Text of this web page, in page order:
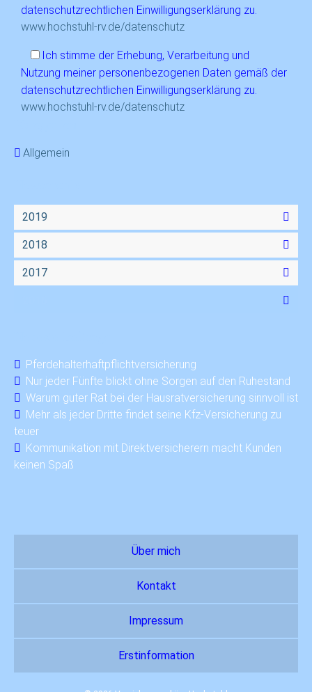
datenschutzrechtlichen Einwilligungserklärung zu.
www.hochstuhl-rv.de/datenschutz
Ich stimme der Erhebung, Verarbeitung und
Nutzung meiner personenbezogenen Daten gemäß der
datenschutzrechtlichen Einwilligungserklärung zu.
www.hochstuhl-rv.de/datenschutz
Allgemein
2019
2018
2017
Pferdehalterhaftpflichtversicherung
Nur jeder Fünfte blickt ohne Sorgen auf den Ruhestand
Warum guter Rat bei der Hausratversicherung sinnvoll ist
Mehr als jeder Dritte findet seine Kfz-Versicherung zu
teuer
Kommunikation mit Direktversicherern macht Kunden
keinen Spaß
Über mich
Kontakt
Impressum
Erstinformation